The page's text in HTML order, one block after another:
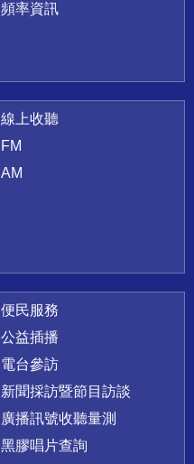
頻率資訊
線上收聽
FM
AM
便民服務
公益插播
電台參訪
新聞採訪暨節目訪談
廣播訊號收聽量測
黑膠唱片查詢